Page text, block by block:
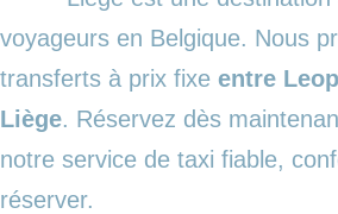
voyageurs en Belgique. Nous
transferts à prix fixe entre
Liège. Réservez dès
notre service de taxi fiable,
réserver.